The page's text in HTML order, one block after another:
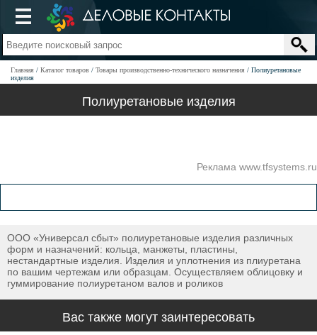
Главная Каталог товаров Товары производственно-технического назначения
Полиуретановые
изделия
Полиуретановые изделия
Реклама www.tfsystems.ru
ООО «Универсал сбыт» полиуретановые изделия различных
форм и назначений: кольца, манжеты, пластины,
нестандартные изделия. Изделия и уплотнения из плиуретана
по вашим чертежам или образцам. Осуществляем облицовку и
гуммирование полиуретаном валов и роликов
Вас также могут заинтересовать